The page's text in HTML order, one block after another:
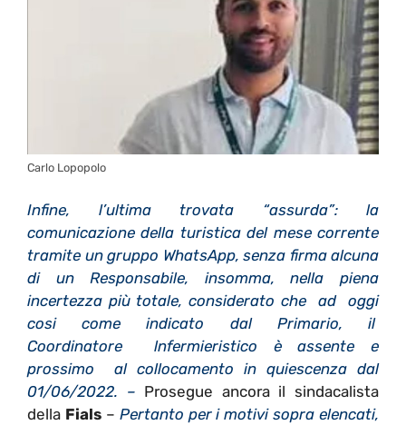
Carlo Lopopolo
Infine, l’ultima trovata “assurda”: la
comunicazione della turistica del mese corrente
tramite un gruppo WhatsApp, senza firma alcuna
di un Responsabile, insomma, nella piena
incertezza più totale, considerato che ad oggi
cosi come indicato dal Primario, il
Coordinatore lnfermieristico è assente e
prossimo al collocamento in quiescenza dal
01/06/2022. – Prosegue ancora il sindacalista
della Fials– Pertanto per i motivi sopra elencati,